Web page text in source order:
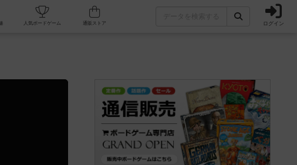
カフェ/店舗 人気ボードゲーム ログイン